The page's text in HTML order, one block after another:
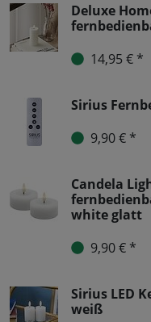
Deluxe
14,95 € *
Sirius
9,90 € *
Candela
white glatt
9,90 € *
Sirius LED
weiß